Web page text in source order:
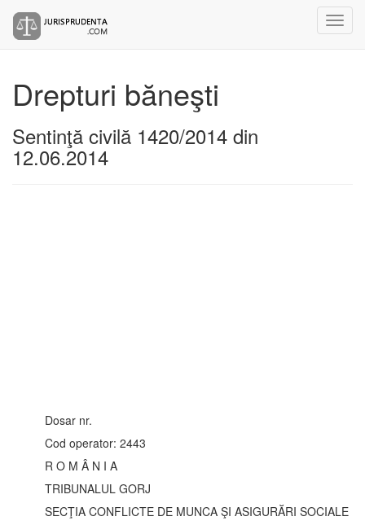
Drepturi băneşti
Sentinţă civilă 1420/2014 din
12.06.2014
Dosar nr.
Cod operator: 2443
R O M Â N I A
TRIBUNALUL GORJ
SECŢIA CONFLICTE DE MUNCA ŞI ASIGURĂRI SOCIALE